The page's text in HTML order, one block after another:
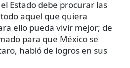
Estado debe procurar las
aquel que quiera
ello pueda vivir mejor; de
para que México se
habló de logros en sus